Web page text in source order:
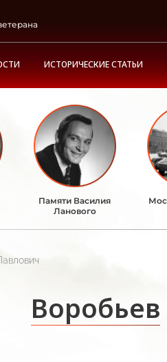
ИСТОРИЧЕСКИЕ СТАТЬИ
Памяти Василия
Ланового
Воробьев